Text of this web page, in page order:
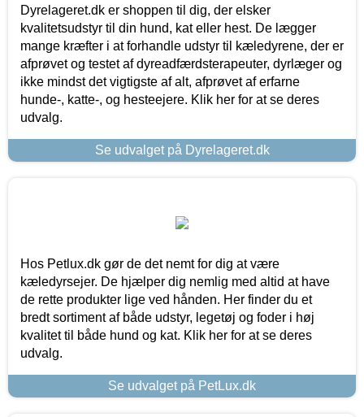
Dyrelageret.dk er shoppen til dig, der elsker
kvalitetsudstyr til din hund, kat eller hest. De lægger
mange kræfter i at forhandle udstyr til kæledyrene, der er
afprøvet og testet af dyreadfærdsterapeuter, dyrlæger og
ikke mindst det vigtigste af alt, afprøvet af erfarne
hunde-, katte-, og hesteejere. Klik her for at se deres
udvalg.
Se udvalget på Dyrelageret.dk
Hos Petlux.dk gør de det nemt for dig at være
kæledyrsejer. De hjælper dig nemlig med altid at have
de rette produkter lige ved hånden. Her finder du et
bredt sortiment af både udstyr, legetøj og foder i høj
kvalitet til både hund og kat. Klik her for at se deres
udvalg.
Se udvalget på PetLux.dk